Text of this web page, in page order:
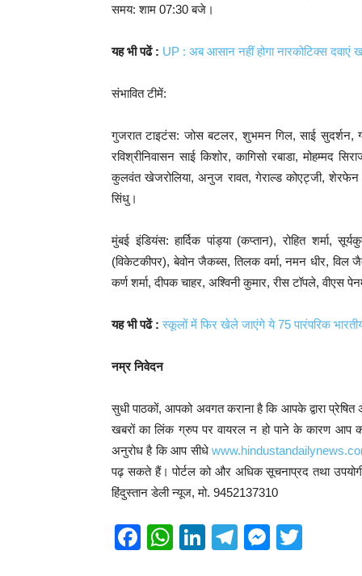
समय: शाम 07:30 बजे।
यह भी पढें : UP : अब आसान नहीं होगा नारकोटिक्स दवाएं
संभावित टीमें:
गुजरात टाइटंस: जोस बटलर, शुभमन गिल, साई सुदर्शन,
रविश्रीनिवासन साई किशोर, कागिसो रबाडा, मोहम्मद
कुलवंत खेजरोलिया, अनुज रावत, गेराल्ड कोएट्जी, शेरफेन
सिंधु।
मुंबई इंडियंस: हार्दिक पांड्या (कप्तान), रोहित शर्मा,
(विकेटकीपर), बेवोन जैकब्स, तिलक वर्मा, नमन धीर, विल
कर्ण शर्मा, दीपक चाहर, अश्विनी कुमार, रीस टॉपले,
यह भी पढें : स्कूलों में फिर खेले जाएंगे ये 75 पारंपरिक
नम्र निवेदन
सुधी पाठकों, आपको अवगत कराना है कि आपके द्वारा
खबरों का लिंक ग्रुप पर वायरल न हो पाने के कारण आप
अनुरोध है कि आप सीधे
पढ़ सकते हैं। पोर्टल को और अधिक सूचनाप्रद तथा
हिंदुस्तान डेली न्यूज, मो. 9452137310
F
W
Li
T
M